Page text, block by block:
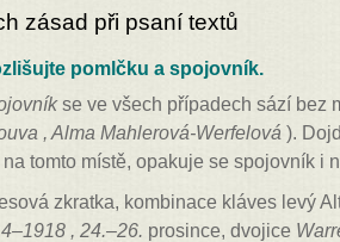
zásad při psaní textů
pomlčku a spojovník.
se ve všech případech sází bez
, Alma Mahlerová-Werfelová).
tomto místě, opakuje se spojovník i
zkratka, kombinace kláves levý
, 24.–26. prosince, dvojice